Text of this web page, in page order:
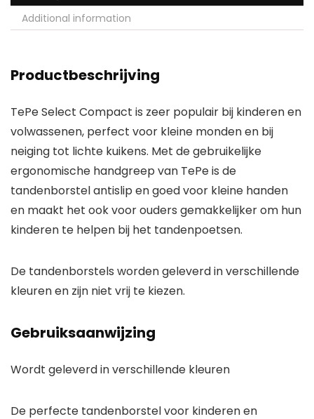
Additional information
Productbeschrijving
TePe Select Compact is zeer populair bij kinderen en
volwassenen, perfect voor kleine monden en bij
neiging tot lichte kuikens. Met de gebruikelijke
ergonomische handgreep van TePe is de
tandenborstel antislip en goed voor kleine handen
en maakt het ook voor ouders gemakkelijker om hun
kinderen te helpen bij het tandenpoetsen.
De tandenborstels worden geleverd in verschillende
kleuren en zijn niet vrij te kiezen.
Gebruiksaanwijzing
Wordt geleverd in verschillende kleuren
De perfecte tandenborstel voor kinderen en